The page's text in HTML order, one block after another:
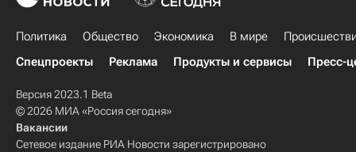
Политика Общество Экономика В мире
Спецпроекты
Реклама Продукты и сервисы Пресс-
Версия 2023.1 Beta
© 2026 МИА «Россия сегодня»
Вакансии
Сетевое издание РИА Новости зарегистрировано